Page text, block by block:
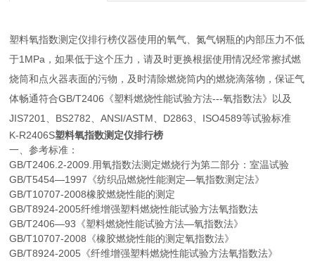
塑料氧指数测定仪排行榜仪器使用的氧气、氮气钢瓶的内部压力不低
于1MPa，如果低于这个压力，请及时更换根据使用情况经常擦拭燃
烧筒和点火器表面的污物，及时清除燃烧筒内的燃烧滴落物，保证气
体畅通符合GB/T2406《塑料燃烧性能试验方法---氧指数法》以及
JIS7201、BS2782、ANSI/ASTM、D2863、ISO4589等试验标准
K-R2406S塑料氧指数测定仪排行榜
一、参考标准：
GB/T2406.2-2009.用氧指数法测定燃烧行为第二部分：室温试验
GB/T5454—1997《纺织品燃烧性能测定—氧指数测定法》
GB/T10707-2008橡胶燃烧性能的测定
GB/T8924-2005纤维增强塑料燃烧性能试验方法氧指数法
GB/T2406—93《塑料燃烧性能试验方法—氧指数法》
GB/T10707-2008《橡胶燃烧性能的测定氧指数法》
GB/T8924-2005《纤维增强塑料燃烧性能试验方法氧指数法》